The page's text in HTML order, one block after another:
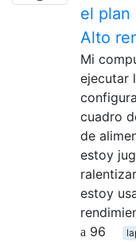
el plan
Alto
Mi
ejecutar
cuadro
de
estoy
estoy
96